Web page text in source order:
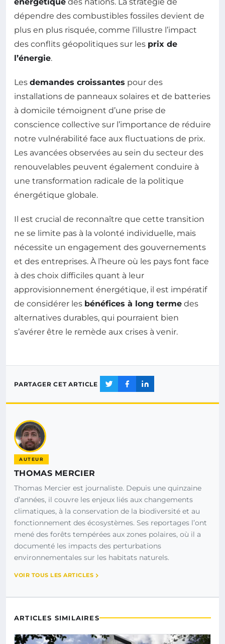
dépendre des combustibles fossiles devient de
plus en plus risquée, comme l’illustre l’impact
des conflits géopolitiques sur les prix de
l’énergie.
Les demandes croissantes pour des
installations de panneaux solaires et de batteries
à domicile témoignent d’une prise de
conscience collective sur l’importance de réduire
notre vulnérabilité face aux fluctuations de prix.
Les avancées observées au sein du secteur des
renouvelables peuvent également conduire à
une transformation radicale de la politique
énergétique globale.
Il est crucial de reconnaître que cette transition
ne se limite pas à la volonté individuelle, mais
nécessite un engagement des gouvernements
et des entreprises. À l’heure où les pays font face
à des choix difficiles quant à leur
approvisionnement énergétique, il est impératif
de considérer les bénéfices à long terme des
alternatives durables, qui pourraient bien
s’avérer être le remède aux crises à venir.
PARTAGER CET ARTICLE
AUTEUR
THOMAS MERCIER
Thomas Mercier est journaliste. Depuis une quinzaine
d’années, il couvre les enjeux liés aux changements
climatiques, à la conservation de la biodiversité et au
fonctionnement des écosystèmes. Ses reportages l’ont
mené des forêts tempérées aux zones polaires, où il a
documenté les impacts des perturbations
environnementales sur les habitats naturels.
VOIR TOUS LES ARTICLES
ARTICLES SIMILAIRES